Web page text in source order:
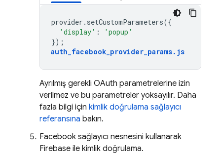
provider . setCustomParameters({
'display' :
'popup'
});
auth_facebook_provider_params. js
Ayrılmış gerekli OAuth parametrelerine izin
verilmez ve bu parametreler yoksayılır. Daha
fazla bilgi için kimlik doğrulama sağlayıcı
referansına bakın.
Facebook sağlayıcı nesnesini kullanarak
Firebase ile kimlik doğrulama.